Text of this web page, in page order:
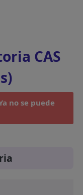
CAS
no se puede